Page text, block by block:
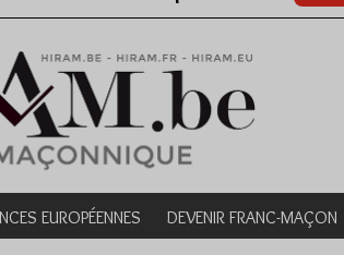
EUROPÉENNES DEVENIR FRANC-MAÇON